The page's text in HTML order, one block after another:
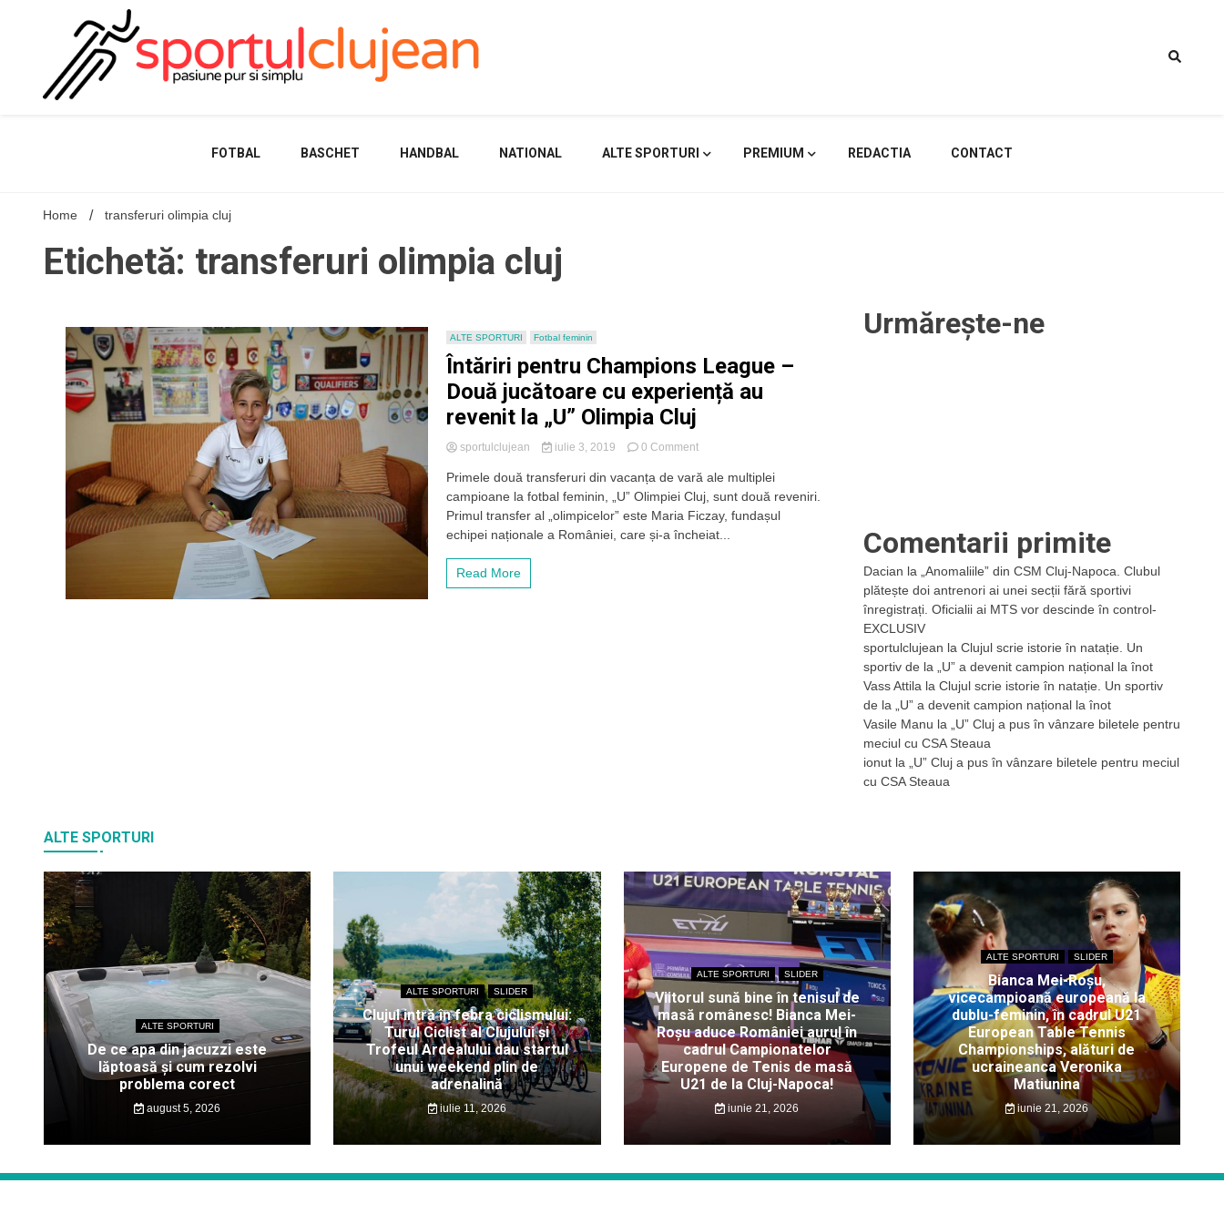
FOTBAL BASCHET HANDBAL NATIONAL ALTE SPORTURI PREMIUM REDACTIA CONTACT
Home transferuri olimpia cluj
Etichetă: transferuri olimpia cluj
ALTE SPORTURI Fotbal feminin
Întăriri pentru Champions League –
Două jucătoare cu experiență au
revenit la „U” Olimpia Cluj
sportulclujean iulie 3, 2019 0 Commenton
pentru
Champions
League
Primele două transferuri din vacanța de vară ale multiplei
campioane la fotbal feminin, „U” Olimpiei Cluj, sunt două reveniri.
Primul transfer al „olimpicelor” este Maria Ficzay, fundașul
echipei naționale a României, care și-a încheiat...
Read More
Urmărește-ne
Comentarii primite
Dacian la
„Anomaliile” din CSM Cluj-Napoca. Clubul
plătește doi antrenori ai unei secții fără sportivi
înregistrați. Oficialii ai MTS vor descinde în control-
EXCLUSIV
sportulclujean la Clujul scrie istorie în natație. Un
sportiv de la „U” a devenit campion național la înot
Vass Attila la Clujul scrie istorie în natație. Un sportiv
de la „U” a devenit campion național la înot
Vasile Manu la
„U” Cluj a pus în vânzare biletele pentru
meciul cu CSA Steaua
ionut la
„U” Cluj a pus în vânzare biletele pentru meciul
cu CSA Steaua
ALTE SPORTURI
ALTE SPORTURI
De ce apa din jacuzzi este
lăptoasă și cum rezolvi
problema corect
august 5, 2026
ALTE SPORTURI SLIDER
Clujul intră în febra ciclismului:
Turul Ciclist al Clujului și
Trofeul Ardealului dau startul
unui weekend plin de
adrenalină
iulie 11, 2026
ALTE SPORTURI SLIDER
Viitorul sună bine în tenisul de
masă românesc! Bianca Mei-
Roșu aduce României aurul în
cadrul Campionatelor
Europene de Tenis de masă
U21 de la Cluj-Napoca!
iunie 21, 2026
ALTE SPORTURI SLIDER
Bianca Mei-Roșu,
vicecampioană europeană la
dublu-feminin, în cadrul U21
European Table Tennis
Championships, alături de
ucraineanca Veronika
Matiunina
iunie 21, 2026